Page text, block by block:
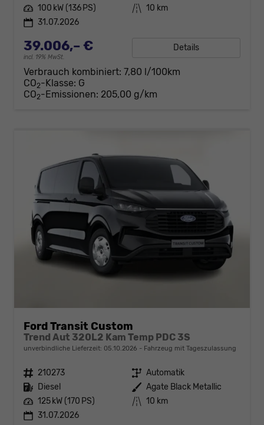
Leistung 100 kW (136 PS) Kilometerstand 10 km
31.07.2026
39.006,– €
incl. 19% MwSt.
Details
Verbrauch kombiniert: 7,80 l/100km
CO2-Klasse: G
CO2-Emissionen: 205,00 g/km
Ford Transit Custom
Trend Aut 320L2 Kam Temp PDC 3S
unverbindliche Lieferzeit: 05.10.2026 Fahrzeug mit Tageszulassung
Fahrzeugnr. 210273 Getriebe Automatik
Kraftstoff Diesel Außenfarbe Agate Black Metallic
Leistung 125 kW (170 PS) Kilometerstand 10 km
31.07.2026